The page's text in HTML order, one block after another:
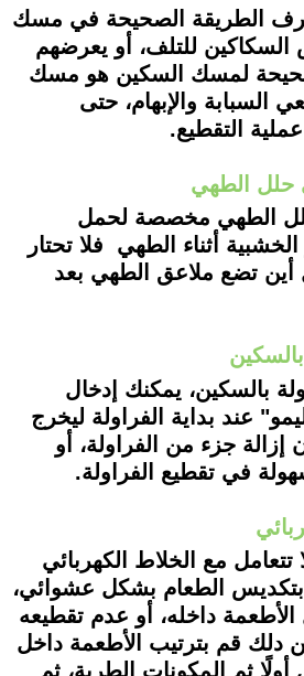
الطريقة الصحيحة في مسك
السكاكين للتلف، أو يعرضهم
لمسك السكين هو مسك
السبابة والإبهام، حتى
التقطيع.
الطهي مخصصة لحمل
الخشبية أثناء الطهي فلا تحتار
أين تضع ملاعق الطهي بعد
بالسكين، يمكنك إدخال
عند بداية الفراولة ليخرج
إزالة جزء من الفراولة، أو
في تقطيع الفراولة.
تتعامل مع الخلاط الكهربائي
الطعام بشكل عشوائي،
داخله، أو عدم تقطيعه
دلك قم بترتيب الأطعمة داخل
ثم المكونات الطرية، ثم